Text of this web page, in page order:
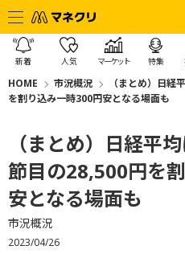
新着 人気 マーケット 特集
HOME 市況概況
（まとめ）日
を割り込み一時300円安となる場面も
（まとめ）日経平
節目の28,500円を
安となる場面も
市況概況
2023/04/26